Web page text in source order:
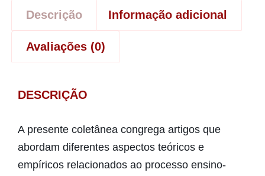
Descrição Informação adicional
Avaliações (0)
DESCRIÇÃO
A presente coletânea congrega artigos que
abordam diferentes aspectos teóricos e
empíricos relacionados ao processo ensino-